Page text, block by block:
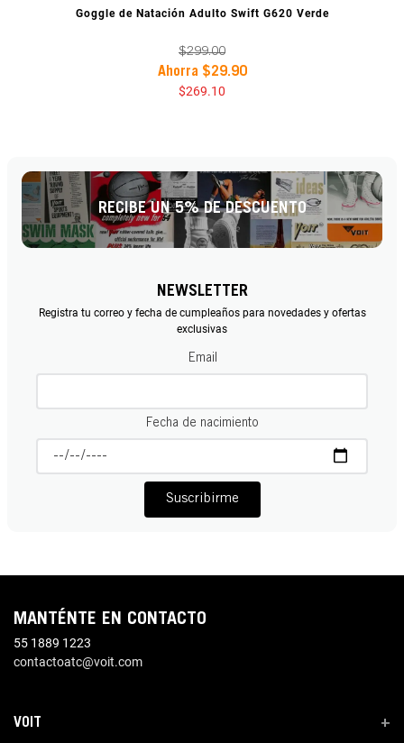
VISTA PREVIA
Goggle de Natación Adulto Swift G620 Verde
$299.00
Ahorra $29.90
$269.10
RECIBE UN 5% DE DESCUENTO
NEWSLETTER
Registra tu correo y fecha de cumpleaños para novedades y ofertas
exclusivas
Email
Fecha de nacimiento
Suscribirme
MANTÉNTE EN CONTACTO
55 1889 1223
contactoatc@voit.com
VOIT +